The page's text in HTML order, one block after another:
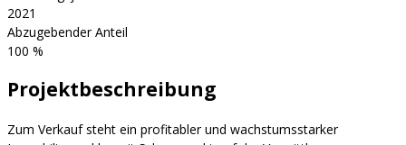
2021
Abzugebender Anteil
100 %
Projektbeschreibung
Zum Verkauf steht ein profitabler und wachstumsstarker